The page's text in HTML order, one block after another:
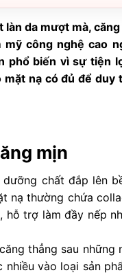
da mượt mà,
công nghệ cao
phổ biến vì sự tiện
nạ có đủ để duy
mịn
chất đắp lên
nạ thường chứa
trợ làm đầy nếp
thẳng sau những
vào loại sản